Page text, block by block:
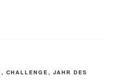
, CHALLENGE , JAHR DES